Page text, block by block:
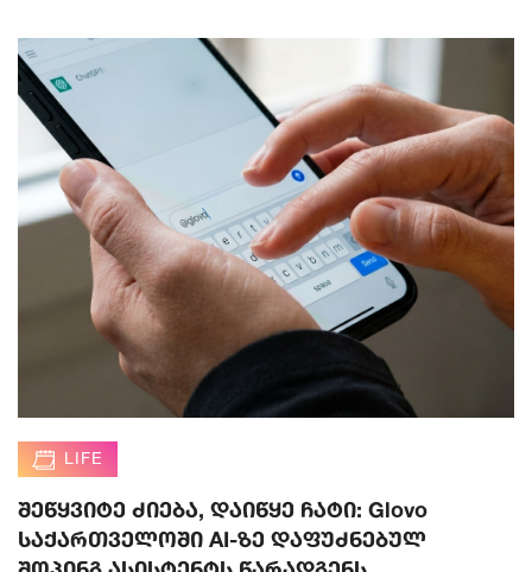
LIFE
შეწყვიტე ძიება, დაიწყე ჩატი: Glovo
საქართველოში AI-ზე დაფუძნებულ